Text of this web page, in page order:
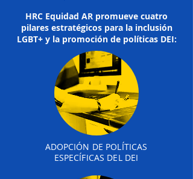
HRC Equidad AR promueve cuatro
pilares estratégicos para la inclusión
LGBT+ y la promoción de políticas DEI:
ADOPCIÓN DE POLÍTICAS
ESPECÍFICAS DEL DEI